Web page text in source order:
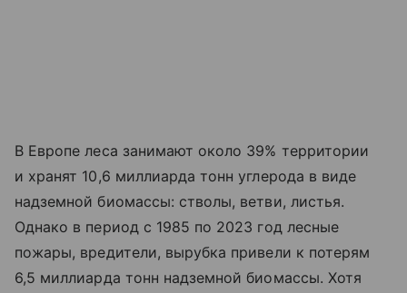
В Европе леса занимают около 39% территории
и хранят 10,6 миллиарда тонн углерода в виде
надземной биомассы: стволы, ветви, листья.
Однако в период с 1985 по 2023 год лесные
пожары, вредители, вырубка привели к потерям
6,5 миллиарда тонн надземной биомассы. Хотя